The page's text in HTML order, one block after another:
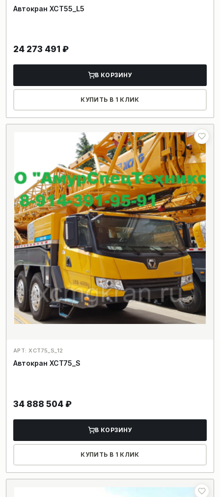
Автокран XCT55_L5
24 273 491 ₽
В КОРЗИНУ
КУПИТЬ В 1 КЛИК
АРТ: XCT75_S_12
Автокран XCT75_S
34 888 504 ₽
В КОРЗИНУ
КУПИТЬ В 1 КЛИК